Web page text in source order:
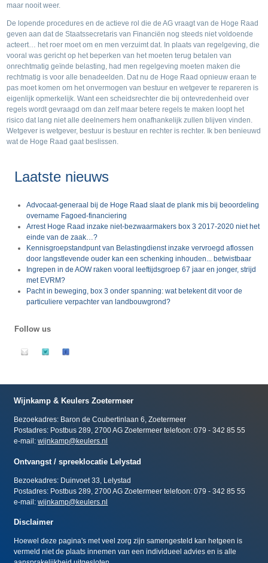
maar nooit weer.
De lopende procedures en de actieve rol die de AG vraagt van de Hoge Raad
geven aan dat de Staatssecretaris van Financiën nog steeds niet voldoende
acteert… het roer moet om en men verzuimt dat. In plaats van regelgeving, die
vooral was gericht op het beperken van het moeten terug betalen van
onrechtmatig geïnde belasting, had men regelgeving moeten maken die
rechtmatig is voor alle benadeelden. Dat nu de Hoge Raad opnieuw eraan te
pas moet komen om het onvermogen van bestuur en wetgever te repareren is
eigenlijk opmerkelijk. Want een scheidsrechter die bij ontevredenheid over
regels wordt gevraagd om dan zelf maar betere regels te maken loopt het
risico dat lang niet alle deelnemers hem onafhankelijk zullen blijven vinden.
Wetgever is wetgever, bestuur is bestuur en rechter is rechter. Ik ben benieuwd
wat de Hoge Raad gaat beslissen.
Laatste nieuws
Advocaat-generaal bij de Hoge Raad slaat de plank mis bij beoordeling
overname Fagoed-financiering
Arrest Hoge Raad inzake niet-bezwaarmakers box 3 2017-2020 niet het
einde van de zaak…?
Kennisgroepstandpunt van Belastingdienst inzake vervroegd aflossen
door langstlevende ouder kan een schenking inhouden... betwistbaar
Ingrepen in de AOW raken vooral leeftijdsgroep 67 jaar en jonger, strijd
met EVRM?
Pacht in beweging, box 3 onder spanning: wat betekent dit voor de
particuliere verpachter van landbouwgrond?
Follow us
Wijnkamp & Keulers Zoetermeer
Bezoekadres: Baron de Coubertinlaan 6, Zoetermeer
Postadres: Postbus 289, 2700 AG Zoetermeer telefoon: 079 - 342 85 55
e-mail:wijnkamp@keulers.nl
Ontvangst / spreeklocatie Lelystad
Bezoekadres: Duinvoet 33, Lelystad
Postadres: Postbus 289, 2700 AG Zoetermeer telefoon: 079 - 342 85 55
e-mail:wijnkamp@keulers.nl
Disclaimer
Hoewel deze pagina's met veel zorg zijn samengesteld kan hetgeen is
vermeld niet de plaats innemen van een individueel advies en is alle